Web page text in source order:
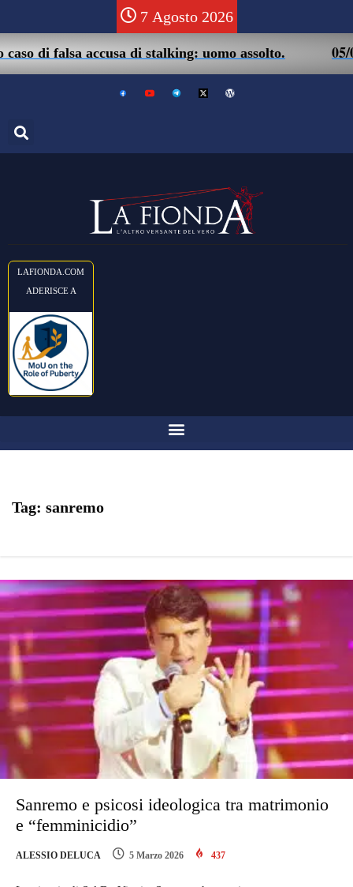
7 Agosto 2026
falsa accusa di stalking: uomo assolto. 05/08
LAFIONDA.COM
ADERISCE A
Tag: sanremo
Sanremo e psicosi ideologica tra matrimonio
e “femminicidio”
ALESSIO DELUCA 5 Marzo 2026 437